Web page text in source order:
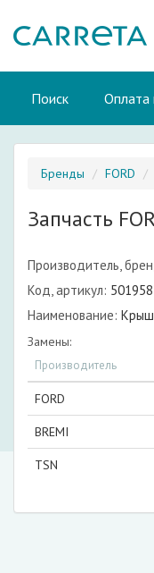
Поиск Оплата
Бренды FORD
Запчасть
Производитель,
Код, артикул:
Наименование:
Замены:
Производитель
FORD
BREMI
TSN